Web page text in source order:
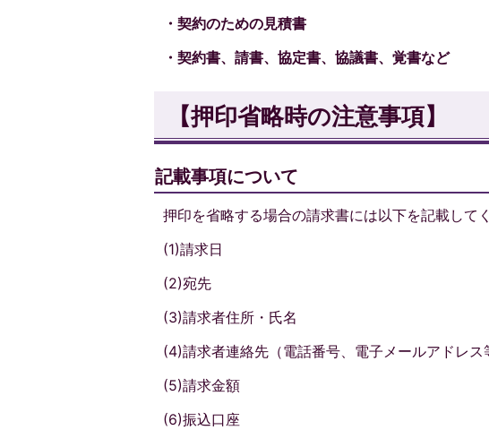
・契約のための見積書
・契約書、請書、協定書、協議書、覚書など
【押印省略時の注意事項】
記載事項について
押印を省略する場合の請求書には以下を記載して
(1)請求日
(2)宛先
(3)請求者住所・氏名
(4)請求者連絡先（電話番号、電子メールアドレス
(5)請求金額
(6)振込口座